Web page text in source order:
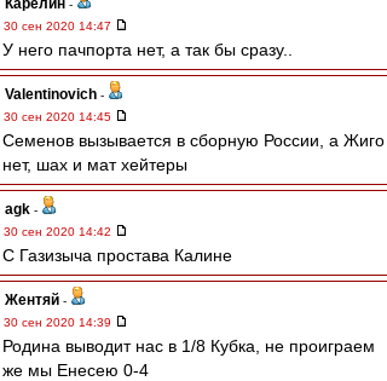
Карелин -
30 сен 2020 14:47
У него пачпорта нет, а так бы сразу..
Valentinovich -
30 сен 2020 14:45
Семенов вызывается в сборную России, а Жиго
нет, шах и мат хейтеры
agk -
30 сен 2020 14:42
С Газизыча простава Калине
Жентяй -
30 сен 2020 14:39
Родина выводит нас в 1/8 Кубка, не проиграем
же мы Енесею 0-4